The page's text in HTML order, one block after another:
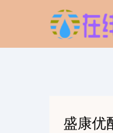
盛康优